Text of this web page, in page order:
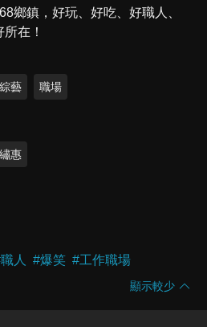
鄉鎮，好玩、好吃、好職人、
在！
綜藝 職場
惠
職人 #爆笑 #工作職場
顯示較少